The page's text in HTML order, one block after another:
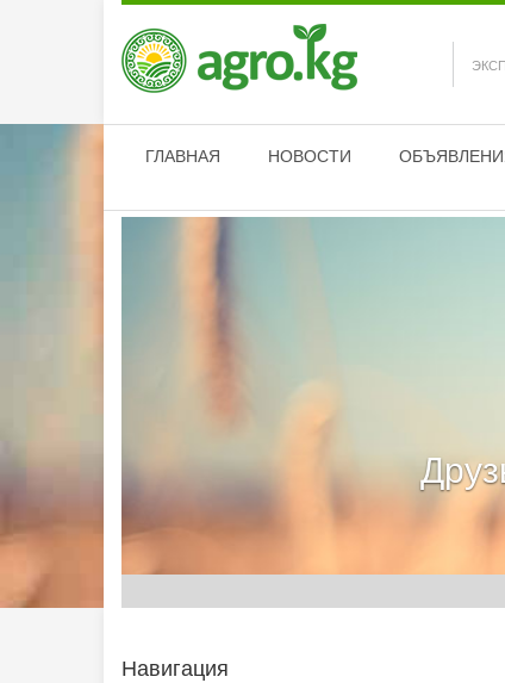
ГЛАВНАЯ НОВОСТИ
Навигация